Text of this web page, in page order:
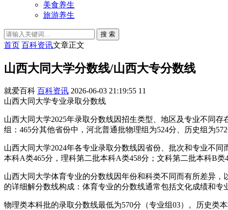
美食养生
旅游养生
搜 索
首页 百科资讯文章正文
山西大同大学分数线/山西大专分数线
就爱百科 百科资讯 2026-06-03 21:19:55 11
山西大同大学专业录取分数线
山西大同大学2025年录取分数线因招生类型、地区及专业不同
组：465分其他省份中，河北普通批物理组为524分、历史组为
山西大同大学2024年各专业录取分数线因省份、批次和专业不
本科A类465分，理科第二批本科A类458分；文科第二批本科B类
山西大同大学体育专业的分数线因年份和科类不同而有所差异
的详细解分数线构成：体育专业的分数线通常包括文化成绩和专
物理类本科批的录取分数线最低为570分（专业组03）。历史类